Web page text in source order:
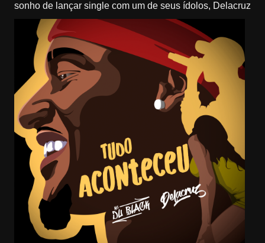
sonho de lançar single com um de seus ídolos, Delacruz